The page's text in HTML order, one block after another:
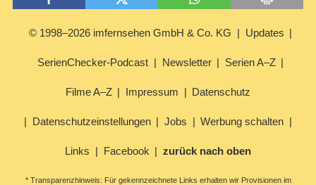
© 1998–2026 imfernsehen GmbH & Co. KG Updates
SerienChecker-Podcast Newsletter Serien A–Z
Filme A–Z Impressum Datenschutz
Datenschutzeinstellungen Jobs Werbung schalten
Links Facebook zurück nach oben
* Transparenzhinweis: Für gekennzeichnete Links erhalten wir Provisionen im